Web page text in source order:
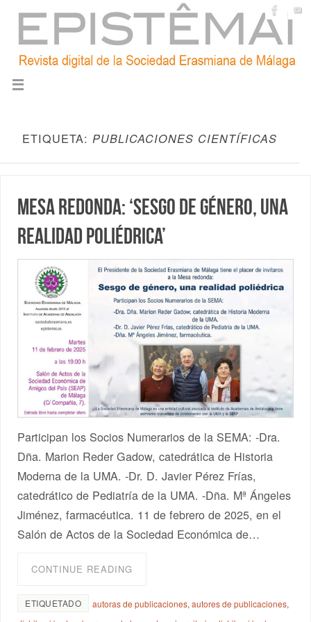
ETIQUETA: PUBLICACIONES CIENTÍFICAS
Mesa redonda: ‘Sesgo de género, una
realidad poliédrica’
Participan los Socios Numerarios de la SEMA: -Dra.
Dña. Marion Reder Gadow, catedrática de Historia
Moderna de la UMA. -Dr. D. Javier Pérez Frías,
catedrático de Pediatría de la UMA. -Dña. Mª Ángeles
Jiménez, farmacéutica. 11 de febrero de 2025, en el
Salón de Actos de la Sociedad Económica de…
CONTINUE READING
ETIQUETADO autoras de publicaciones,autores de publicaciones,